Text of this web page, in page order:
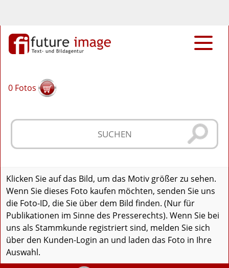
0 Fotos
Klicken Sie auf das Bild, um das Motiv größer zu sehen.
Wenn Sie dieses Foto kaufen möchten, senden Sie uns
die Foto-ID, die Sie über dem Bild finden. (Nur für
Publikationen im Sinne des Presserechts). Wenn Sie bei
uns als Stammkunde registriert sind, melden Sie sich
über den Kunden-Login an und laden das Foto in Ihre
Auswahl.